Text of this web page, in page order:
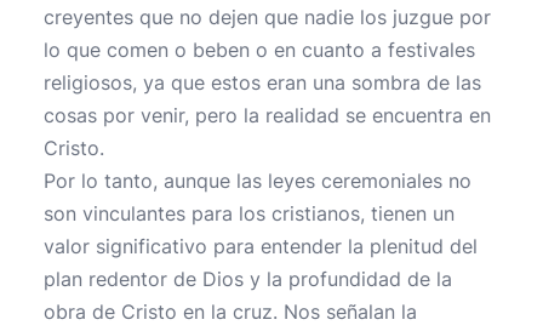
creyentes que no dejen que nadie los juzgue por
lo que comen o beben o en cuanto a festivales
religiosos, ya que estos eran una sombra de las
cosas por venir, pero la realidad se encuentra en
Cristo.
Por lo tanto, aunque las leyes ceremoniales no
son vinculantes para los cristianos, tienen un
valor significativo para entender la plenitud del
plan redentor de Dios y la profundidad de la
obra de Cristo en la cruz. Nos señalan la